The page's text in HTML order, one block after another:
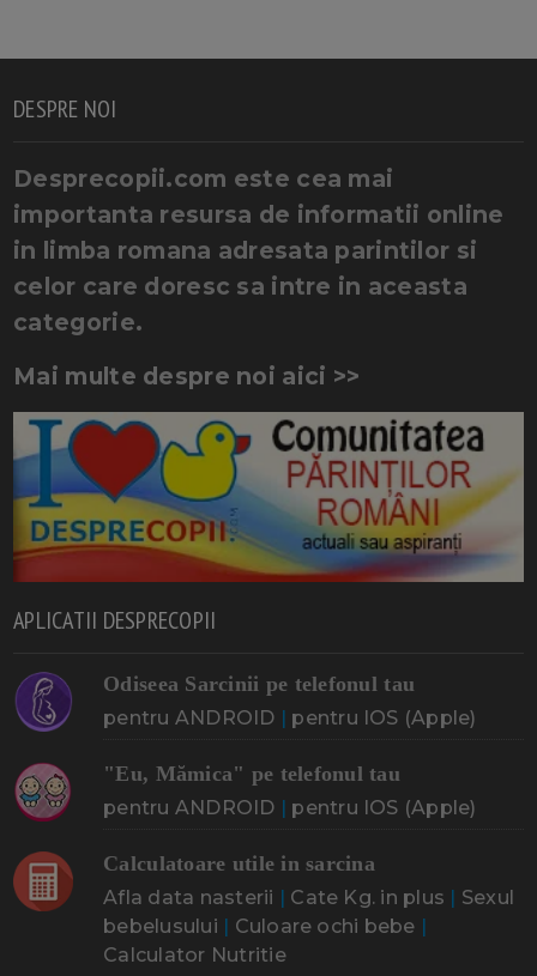
DESPRE NOI
Desprecopii.com este cea mai
importanta resursa de informatii online
in limba romana adresata parintilor si
celor care doresc sa intre in aceasta
categorie.
Mai multe despre noi aici >>
APLICATII DESPRECOPII
Odiseea Sarcinii pe telefonul tau
pentru ANDROID | pentru IOS (Apple)
"Eu, Mămica" pe telefonul tau
pentru ANDROID | pentru IOS (Apple)
Calculatoare utile in sarcina
Afla data nasterii | Cate Kg. in plus | Sexul
bebelusului | Culoare ochi bebe |
Calculator Nutritie